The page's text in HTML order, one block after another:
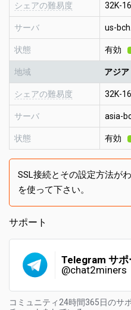
シェアの難易度 32K-
サーバ us-
状態 有効
地域 アジア
シェアの難易度 32K-
サーバ asia-
状態 有効
SSL接続とその設定方法が
を使って下さい。
サポート
Telegram サポ
@chat2miners
コミュニティ24時間365日のサ